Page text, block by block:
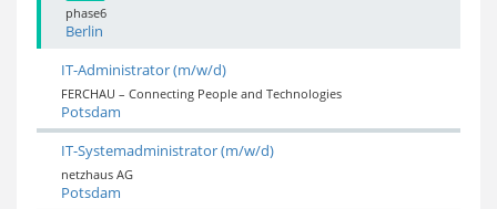
phase6
Berlin
IT-Administrator (m/w/d)
FERCHAU – Connecting People and Technologies
Potsdam
IT-Systemadministrator (m/w/d)
netzhaus AG
Potsdam